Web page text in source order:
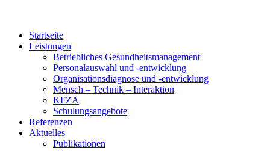
Startseite
Leistungen
Betriebliches Gesundheitsmanagement
Personalauswahl und -entwicklung
Organisationsdiagnose und -entwicklung
Mensch – Technik – Interaktion
KFZA
Schulungsangebote
Referenzen
Aktuelles
Publikationen